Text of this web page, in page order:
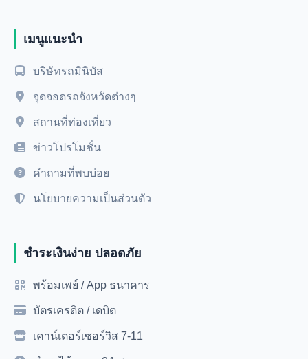
เมนูแนะนำ
บริษัทรถมินิบัส
จุดจอดรถจังหวัดต่างๆ
สถานที่ท่องเที่ยว
ข่าวโปรโมชั่น
คำถามที่พบบ่อย
นโยบายความเป็นส่วนตัว
ชำระเงินง่าย ปลอดภัย
พร้อมเพย์ / App ธนาคาร
บัตรเครดิต / เดบิต
เคาน์เตอร์เซอร์วิส 7-11